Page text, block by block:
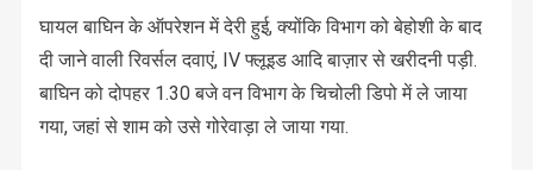
घायल बाघिन के ऑपरेशन में देरी हुई, क्योंकि विभाग को बेहोशी के बाद
दी जाने वाली रिवर्सल दवाएं, IV फ्लूइड आदि बाज़ार से खरीदनी पड़ी.
बाघिन को दोपहर 1.30 बजे वन विभाग के चिचोली डिपो में ले जाया
गया, जहां से शाम को उसे गोरेवाड़ा ले जाया गया.